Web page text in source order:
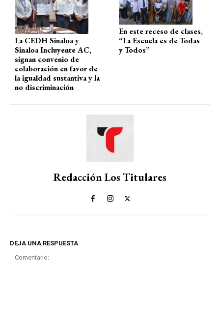
La CEDH Sinaloa y
Sinaloa Incluyente AC,
signan convenio de
colaboración en favor de
la igualdad sustantiva y la
no discriminación
En este receso de clases,
“La Escuela es de Todas
y Todos”
Redacción Los Titulares
DEJA UNA RESPUESTA